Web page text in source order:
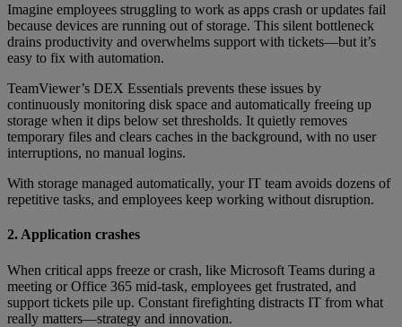
Imagine employees struggling to work as apps crash or updates fail
because devices are running out of storage. This silent bottleneck
drains productivity and overwhelms support with tickets—but it’s
easy to fix with automation.
TeamViewer’s DEX Essentials prevents these issues by
continuously monitoring disk space and automatically freeing up
storage when it dips below set thresholds. It quietly removes
temporary files and clears caches in the background, with no user
interruptions, no manual logins.
With storage managed automatically, your IT team avoids dozens of
repetitive tasks, and employees keep working without disruption.
2. Application crashes
When critical apps freeze or crash, like Microsoft Teams during a
meeting or Office 365 mid-task, employees get frustrated, and
support tickets pile up. Constant firefighting distracts IT from what
really matters—strategy and innovation.